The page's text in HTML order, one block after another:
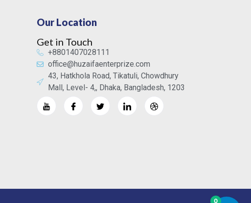
Our Location
Get in Touch
+8801407028111
office@huzaifaenterprize.com
43, Hatkhola Road, Tikatuli, Chowdhury
Mall, Level- 4,, Dhaka, Bangladesh, 1203
0